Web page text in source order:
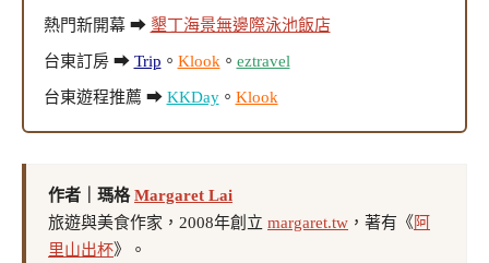
熱門新開幕 ➡ 墾丁海景無邊際泳池飯店
台東訂房 ➡ Trip 。 Klook 。 eztravel
台東遊程推薦 ➡ KKDay。 Klook
作者｜瑪格Margaret Lai
旅遊與美食作家，2008年創立 margaret.tw ，著有《阿
里山出杯》。